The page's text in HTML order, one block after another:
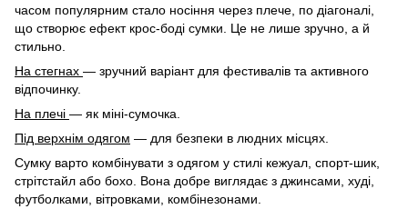
часом популярним стало носіння через плече, по діагоналі,
що створює ефект крос-боді сумки. Це не лише зручно, а й
стильно.
На стегнах — зручний варіант для фестивалів та активного
відпочинку.
На плечі — як міні-сумочка.
Під верхнім одягом — для безпеки в людних місцях.
Сумку варто комбінувати з одягом у стилі кежуал, спорт-шик,
стрітстайл або бохо. Вона добре виглядає з джинсами, худі,
футболками, вітровками, комбінезонами.